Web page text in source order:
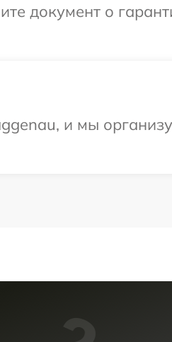
документ о
и мы